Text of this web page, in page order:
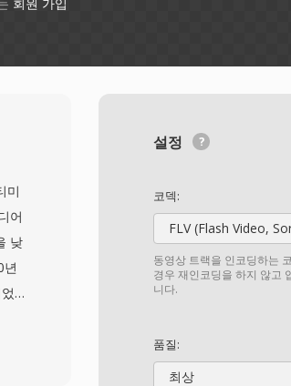
설정
코덱:
FLV (Flash Video,
동영상 트랙을 인코딩하는
경우 재인코딩을 하지 않고
니다.
품질:
최상
미
어
낮
하